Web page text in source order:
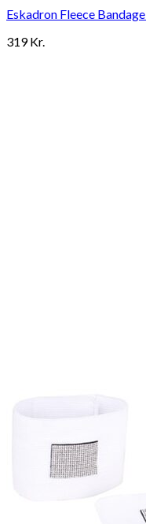
Eskadron Fleece
319Kr.